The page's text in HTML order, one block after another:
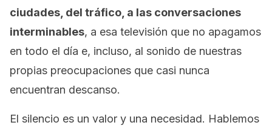
ciudades, del tráfico, a las conversaciones
interminables, a esa televisión que no apagamos
en todo el día e, incluso, al sonido de nuestras
propias preocupaciones que casi nunca
encuentran descanso.
El silencio es un valor y una necesidad. Hablemos